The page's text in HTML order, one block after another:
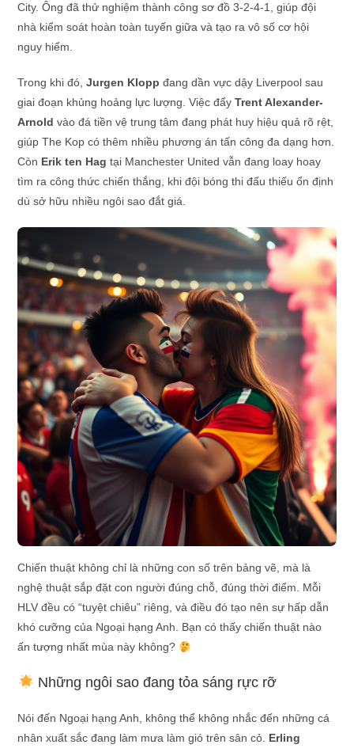
City. Ông đã thử nghiệm thành công sơ đồ 3-2-4-1, giúp đội
nhà kiểm soát hoàn toàn tuyến giữa và tạo ra vô số cơ hội
nguy hiểm.
Trong khi đó,Jurgen Klopp đang dần vực dậy Liverpool sau
giai đoạn khủng hoảng lực lượng. Việc đẩyTrent Alexander-
Arnold vào đá tiền vệ trung tâm đang phát huy hiệu quả rõ rệt,
giúp The Kop có thêm nhiều phương án tấn công đa dạng hơn.
Còn Erik ten Hag tại Manchester United vẫn đang loay hoay
tìm ra công thức chiến thắng, khi đội bóng thi đấu thiếu ổn định
dù sở hữu nhiều ngôi sao đắt giá.
Chiến thuật không chỉ là những con số trên bảng vẽ, mà là
nghệ thuật sắp đặt con người đúng chỗ, đúng thời điểm. Mỗi
HLV đều có “tuyệt chiêu” riêng, và điều đó tạo nên sự hấp dẫn
khó cưỡng của Ngoại hạng Anh. Bạn có thấy chiến thuật nào
ấn tượng nhất mùa này không?
Những ngôi sao đang tỏa sáng rực rỡ
Nói đến Ngoại hạng Anh, không thể không nhắc đến những cá
nhân xuất sắc đang làm mưa làm gió trên sân cỏ. Erling